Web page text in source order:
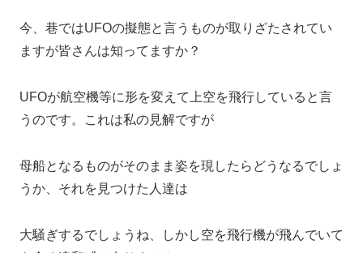
今、巷ではUFOの擬態と言うものが取りざたされてい
ますが皆さんは知ってますか？
UFOが航空機等に形を変えて上空を飛行していると言
うのです。これは私の見解ですが
母船となるものがそのまま姿を現したらどうなるでしょ
うか、それを見つけた人達は
大騒ぎするでしょうね、しかし空を飛行機が飛んでいて